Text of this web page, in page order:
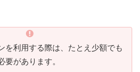
を利用する際は、たとえ少額でも
要があります。